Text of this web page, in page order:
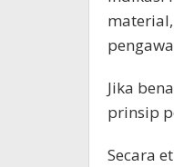
Jika
prinsip
Secara